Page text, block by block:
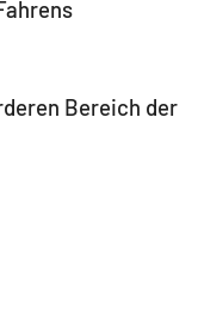
Bereich der